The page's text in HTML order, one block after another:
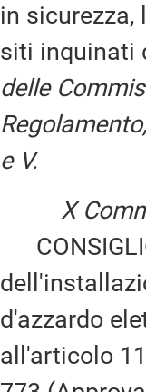
in
siti inquinati
delle
e V.
X
d'azzardo
all'articolo